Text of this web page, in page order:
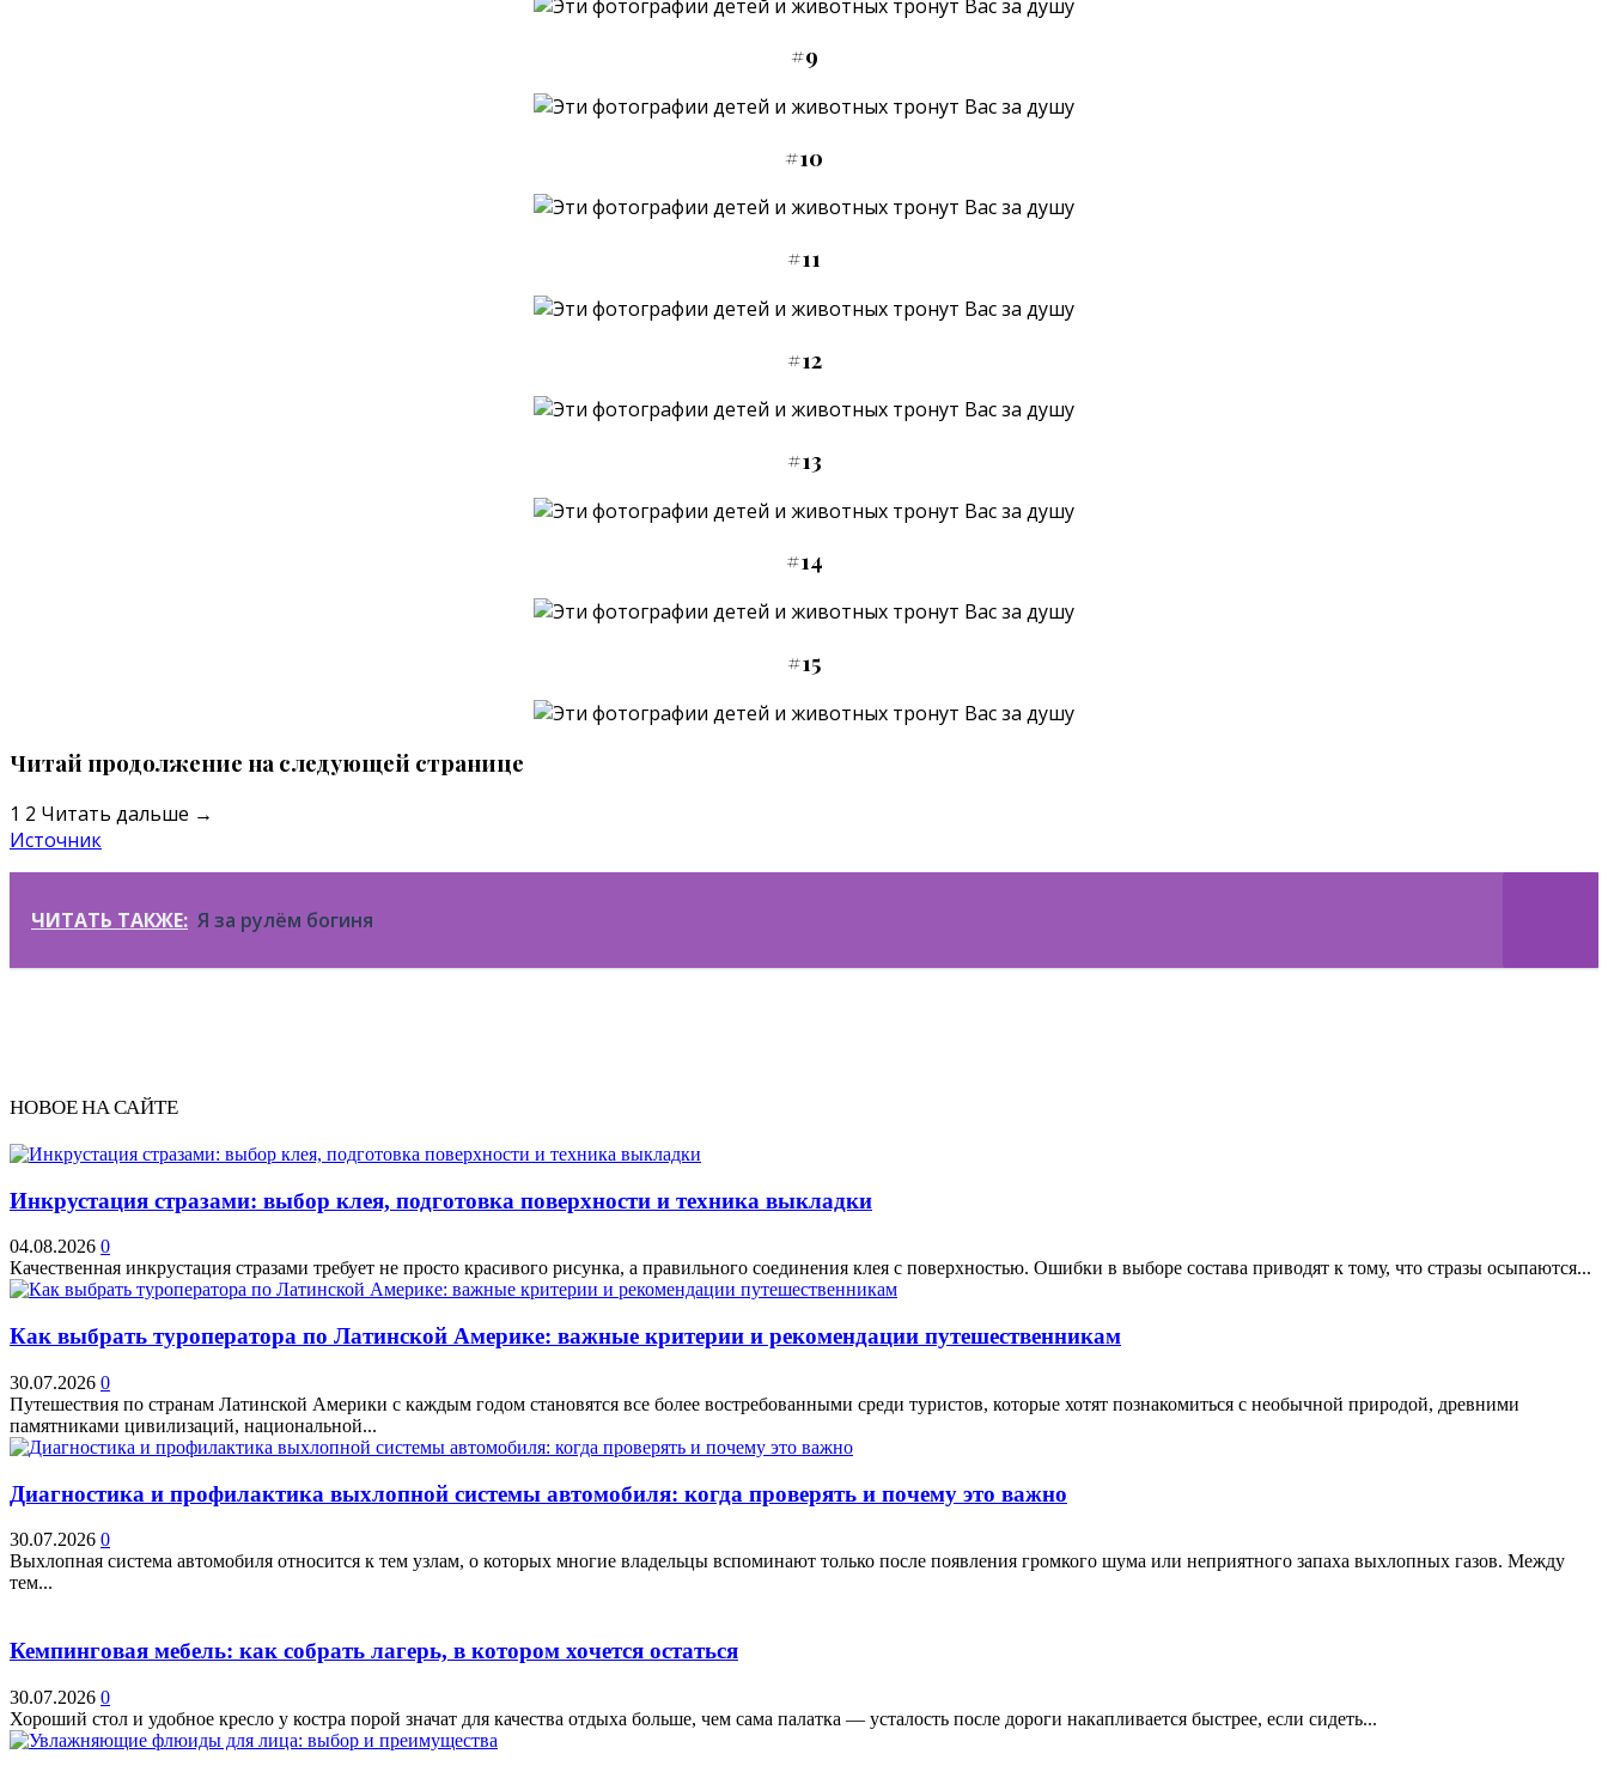
#9
#10
#11
#12
#13
#14
#15
Читай продолжение на следующей странице
1 2 Читать дальше →
Источник
ЧИТАТЬ ТАКЖЕ: Я за рулём богиня
НОВОЕ НА САЙТЕ
Инкрустация стразами: выбор клея, подготовка поверхности и техника выкладки
04.08.2026 0
Качественная инкрустация стразами требует не просто красивого рисунка, а правильного соединения клея с поверхностью. Ошибки в выборе состава приводят к тому, что стразы осыпаются...
Как выбрать туроператора по Латинской Америке: важные критерии и рекомендации путешественникам
30.07.2026 0
Путешествия по странам Латинской Америки с каждым годом становятся все более востребованными среди туристов, которые хотят познакомиться с необычной природой, древними
памятниками цивилизаций, национальной...
Диагностика и профилактика выхлопной системы автомобиля: когда проверять и почему это важно
30.07.2026 0
Выхлопная система автомобиля относится к тем узлам, о которых многие владельцы вспоминают только после появления громкого шума или неприятного запаха выхлопных газов. Между
тем...
Кемпинговая мебель: как собрать лагерь, в котором хочется остаться
30.07.2026 0
Хороший стол и удобное кресло у костра порой значат для качества отдыха больше, чем сама палатка — усталость после дороги накапливается быстрее, если сидеть...